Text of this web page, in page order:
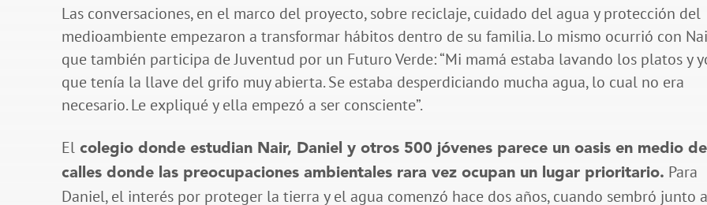
Las conversaciones, en el marco del proyecto, sobre reciclaje, cuidado del agua y protección del
medioambiente empezaron a transformar hábitos dentro de su familia. Lo mismo ocurrió con
que también participa de Juventud por un Futuro Verde: “Mi mamá estaba lavando los platos y
que tenía la llave del grifo muy abierta. Se estaba desperdiciando mucha agua, lo cual no era
necesario. Le expliqué y ella empezó a ser consciente”.
El colegio donde estudian Nair, Daniel y otros 500 jóvenes parece un oasis en medio de
calles donde las preocupaciones ambientales rara vez ocupan un lugar prioritario. Para
Daniel, el interés por proteger la tierra y el agua comenzó hace dos años, cuando sembró junto